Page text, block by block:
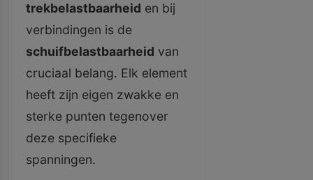
trekbelastbaarheid en bij
verbindingen is de
schuifbelastbaarheid van
cruciaal belang. Elk element
heeft zijn eigen zwakke en
sterke punten tegenover
deze specifieke
spanningen.